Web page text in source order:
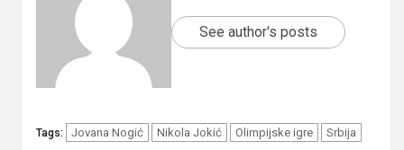
See author's posts
Tags: Jovana Nogić Nikola Jokić Olimpijske igre Srbija